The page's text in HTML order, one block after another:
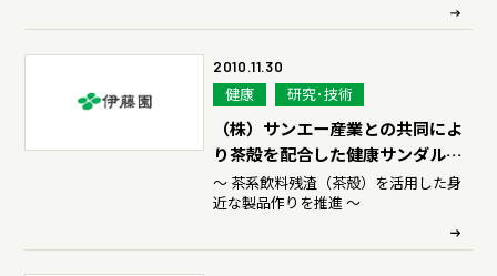
共同研究公募制度 伊藤園ウェルネスフォーラム
研究開発トップ
IRイベント
IRライブラリ
ディスクロージャーポリシー
よくいただくご質問
お問い合わせ
2010.11.30
健康 研究･技術
（株）サンエー産業との共同によ
り茶殻を配合した健康サンダルを
開発
～ 茶系飲料残渣（茶殻）を活用した身
近な製品作りを推進 ～